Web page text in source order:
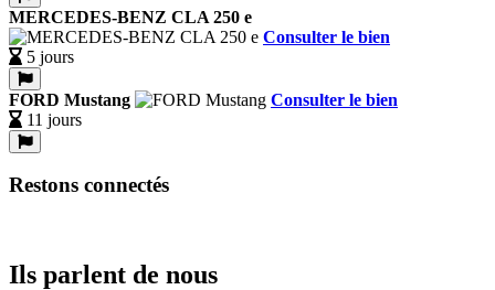
MERCEDES-BENZ CLA 250 e
Consulter le bien
5 jours
FORD Mustang
Consulter le bien
11 jours
Restons connectés
Ils parlent de nous